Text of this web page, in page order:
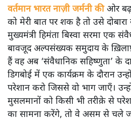
वर्तमान भारत नाज़ी जर्मनी कीओर
को मेरी बात पर शक है तो उसे
मुख्यमंत्री हिमंता बिस्वा सरमा एक
बावजूद अल्पसंख्यक समुदाय के
हैं वह अब ‘संवैधानिक सहिष्णुता’ के
डिगबोई में एक कार्यक्रम के दौरान
परेशान करो जिससे वो भाग जाएँ।
मुसलमानों को किसी भी तरीक़े से
का सामना करेंगे, तो वे असम से चले